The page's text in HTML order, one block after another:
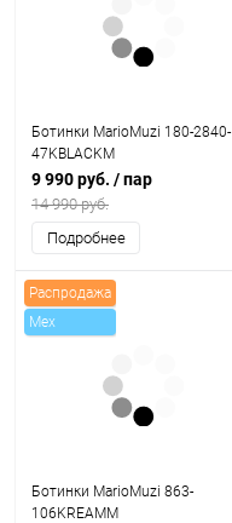
Ботинки MarioMuzi 180-2840-
47KBLACKM
9 990 руб. / пар
14 990 руб.
Подробнее
Распродажа
Mex
Ботинки MarioMuzi 863-
106KREAMM